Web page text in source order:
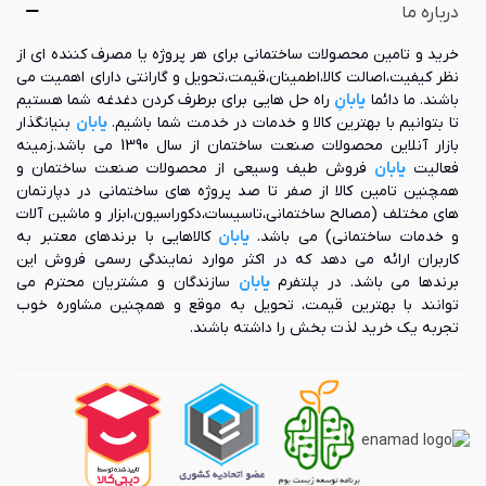
در قسمت های پیشین به معرفی این محصول پرداختیم اما باید
بیافزاییم که پارکت لمینت معمولاً از جنس چوب و یا مواد دیگری
ساخته می شود که پایه اصلی این مواد از چوب می باشد. در واقع
کفپوش‌هایی که امروزه از آن ها به عنوان لمینت یاد می‌شود، مدل
جدید پارکت‌های شناور هستند. البته ساختار لایه‌ای پارکت‌ها به آن
ها این امکان را می‌دهد که از مقاومت بسیار بالایی در برابر ضربات
برخوردار باشند.
مقایسه پارکت و لمینت
تفاوت اصلی این دو محصول در این است که پارکت از چوب طبیعی
ساخته شده، ولی لمینت از چوب فراوری شده همانند MDF یا HDF
تولید می‌شود.همچنین تنوع ساختاری در بین لمینت‌ها بسیار
بیشتر می باشد. از لحاظ قیمت نیز، پارکت قیمت بالاتری از لمینت
دارد.
این محصول دارای ویژگی های ساختاری قابل توجهی می باشد که در
قسمت زیر به آن ها اشاره شده است:
لمینت‌ها دارای یک هسته مرکزی از جنس چوب فراوری شده
درباره ما
خرید و تامین محصولات ساختمانی برای هر پروژه یا مصرف کننده ای از
نظر کیفیت،اصالت کالا،اطمینان،قیمت،تحویل و گارانتی دارای اهمیت می
باشند. ما دائما یابانِ راه حل هایی برای برطرف کردن دغدغه شما هستیم
تا بتوانیم با بهترین کالا و خدمات در خدمت شما باشیم.یابان بنیانگذار
بازار آنلاین محصولات صنعت ساختمان از سال 1390 می باشد.زمینه
فعالیتیابان فروش طیف وسیعی از محصولات صنعت ساختمان و
همچنین تامین کالا از صفر تا صد پروژه های ساختمانی در دپارتمان
های مختلف (مصالح ساختمانی،تاسیسات،دکوراسیون،ابزار و ماشین آلات
و خدمات ساختمانی) می باشد.یابان کالاهایی با برندهای معتبر به
کاربران ارائه می دهد که در اکثر موارد نمایندگی رسمی فروش این
برندها می باشد. در پلتفرمیابان سازندگان و مشتریان محترم می
توانند با بهترین قیمت، تحویل به موقع و همچنین مشاوره خوب
تجربه یک خرید لذت بخش را داشته باشند.